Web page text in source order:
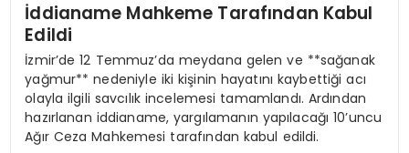
İddianame Mahkeme Tarafından Kabul
Edildi
İzmir’de 12 Temmuz’da meydana gelen ve **sağanak
yağmur** nedeniyle iki kişinin hayatını kaybettiği acı
olayla ilgili savcılık incelemesi tamamlandı. Ardından
hazırlanan iddianame, yargılamanın yapılacağı 10’uncu
Ağır Ceza Mahkemesi tarafından kabul edildi.